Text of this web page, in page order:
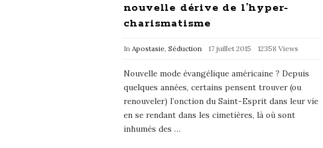
nouvelle dérive de l’hyper-
charismatisme
In Apostasie, Séduction 17 juillet 2015 12358 Views
Nouvelle mode évangélique américaine ? Depuis
quelques années, certains pensent trouver (ou
renouveler) l’onction du Saint-Esprit dans leur vie
en se rendant dans les cimetières, là où sont
inhumés des …